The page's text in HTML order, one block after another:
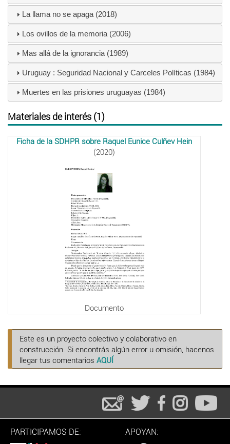
La llama no se apaga (2018)
Los ovillos de la memoria (2006)
Mas allá de la ignorancia (1989)
Uruguay : Seguridad Nacional y Carceles Políticas (1984)
Muertes en las prisiones uruguayas (1984)
Materiales de interés (1)
Ficha de la SDHPR sobre Raquel Eunice Culñev Hein
(2020)
Documento
Este es un proyecto colectivo y colaborativo en
construcción. Si encontrás algún error u omisión, hacenos
llegar tus comentarios AQUÍ
PARTICIPAMOS DE: APOYAN: